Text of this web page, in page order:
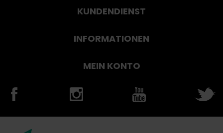
KUNDENDIENST
INFORMATIONEN
MEIN KONTO